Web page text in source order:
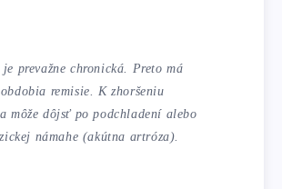
je prevažne chronická. Preto má
remisie. K zhoršeniu
môže dôjsť po podchladení alebo
námahe (akútna artróza).